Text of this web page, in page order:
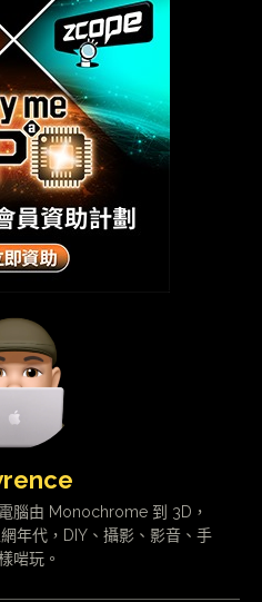
腦由 Monochrome 到 3D，
年代，DIY、攝影、影音、手
啱玩。